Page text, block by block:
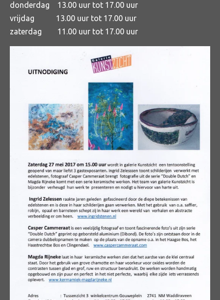
donderdag 13.00 uur tot 17.00 uur
vrijdag 13.00 uur tot 17.00 uur
zaterdag 11.00 uur tot 17.00 uur